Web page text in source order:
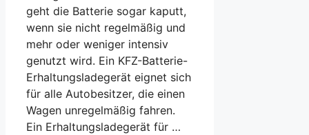
geht die Batterie sogar kaputt,
wenn sie nicht regelmäßig und
mehr oder weniger intensiv
genutzt wird. Ein KFZ-Batterie-
Erhaltungsladegerät eignet sich
für alle Autobesitzer, die einen
Wagen unregelmäßig fahren.
Ein Erhaltungsladegerät für …